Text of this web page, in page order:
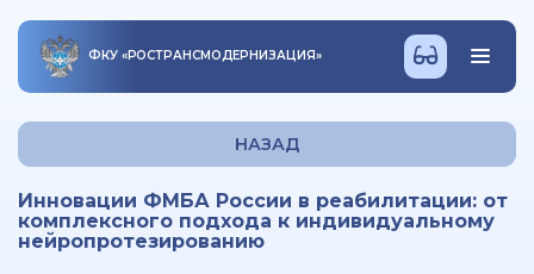
ФКУ «РОСТРАНСМОДЕРНИЗАЦИЯ»
НАЗАД
Инновации ФМБА России в реабилитации: от
комплексного подхода к индивидуальному
нейропротезированию